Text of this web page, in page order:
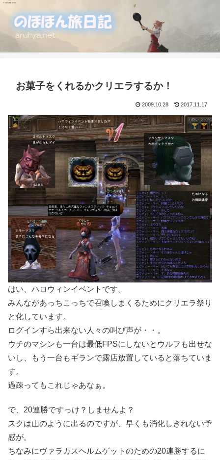
お菓子をくれるかクリエラするか！
2009.10.28 2017.11.17
はい、ハロウィンイベントです。
みんながあっちこっちで召喚しまくるためにクリエラ祭り
と化しています。
ログインすら出来ない人々の叫び声が・・。
ウチのマシンも一台は最低FPSにしないとウルフも出せな
いし、もう一台もギランで露店放置していると落ちていま
す。
過疎ってもこれじゃあなぁ。
で、20連勝ですっけ？しませんよ？
スクは山のように出るのですが、早くも消化しきれない予
感が。
ちなみにヴァラカスヘルムゲットのための20連勝するに